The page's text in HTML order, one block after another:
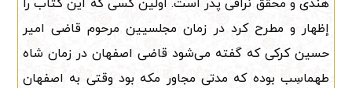
هندی و محقق نراقی پدر است. اولین کسی که این کتاب را
إظهار و مطرح کرد در زمان مجلسیین مرحوم قاضی امیر
حسین کرکی که گفته می‌شود قاضی اصفهان در زمان شاه
طهماسِب بوده که مدتی مجاور مکه بود وقتی به اصفهان